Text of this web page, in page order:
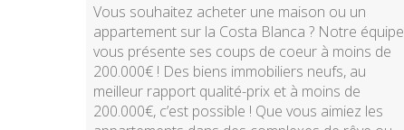
Vous souhaitez acheter une maison ou un
appartement sur la Costa Blanca ? Notre équipe
vous présente ses coups de coeur à moins de
200.000€ ! Des biens immobiliers neufs, au
meilleur rapport qualité-prix et à moins de
200.000€, c’est possible ! Que vous aimiez les